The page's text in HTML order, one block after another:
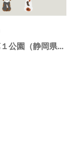
諏訪町第１公園（静岡県静岡市）